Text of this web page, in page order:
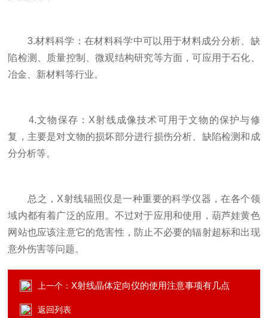
3.材料科学：在材料科学中可以用于材料成分分析、缺
陷检测、质量控制、微观结构研究等方面，可应用于石化、
冶金、新材料等行业。
4.文物保存：X射线成像技术可用于文物的保护与修
复，主要是对文物的损坏部分进行损伤分析、缺陷检测和成
分分析等。
总之，X射线辐照仪是一种重要的科学仪器，在各个领
域内都有着广泛的应用。不过对于应用和使用，葫芦娃黄色
网站也应该注意它的危害性，防止不必要的辐射超标和出现
意外伤害等问题。
上一个：X射线晶体定向仪的使用注意事项有几点
返回列表